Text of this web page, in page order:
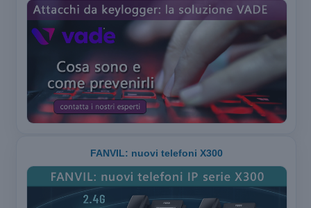
FANVIL: nuovi telefoni X300